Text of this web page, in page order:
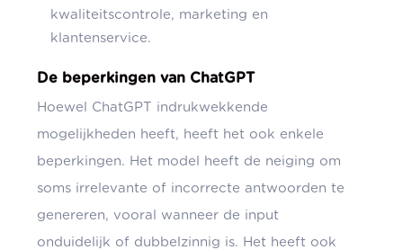
kwaliteitscontrole, marketing en
klantenservice.
De beperkingen van ChatGPT
Hoewel ChatGPT indrukwekkende
mogelijkheden heeft, heeft het ook enkele
beperkingen. Het model heeft de neiging om
soms irrelevante of incorrecte antwoorden te
genereren, vooral wanneer de input
onduidelijk of dubbelzinnig is. Het heeft ook